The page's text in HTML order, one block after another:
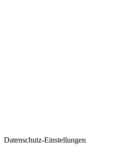
Datenschutz-Einstellungen